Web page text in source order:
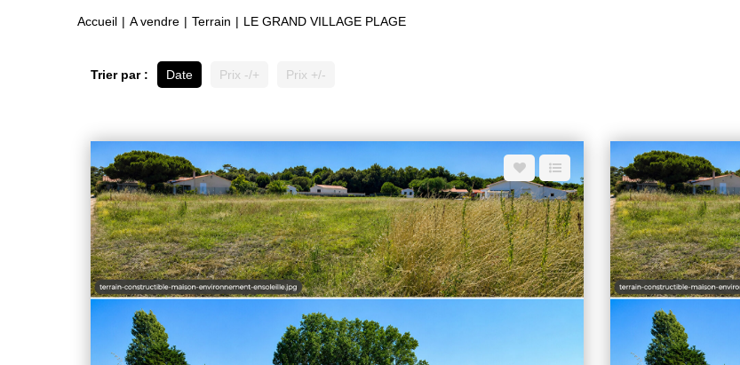
Accueil A vendre Terrain LE GRAND VILLAGE PLAGE
Trier par : Date Prix -/+ Prix +/-